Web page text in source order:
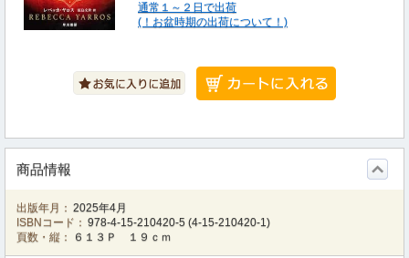
通常１～２日で出荷
(！お盆時期の出荷について！)
商品情報
出版年月： 2025年4月
ISBNコード： 978-4-15-210420-5 (4-15-210420-1)
頁数・縦：
６１３Ｐ １９ｃｍ